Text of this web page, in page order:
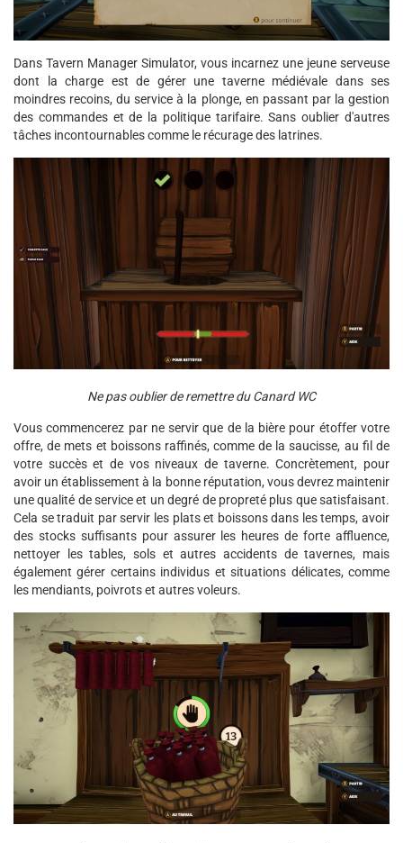
Dans Tavern Manager Simulator, vous incarnez une jeune serveuse
dont la charge est de gérer une taverne médiévale dans ses
moindres recoins, du service à la plonge, en passant par la gestion
des commandes et de la politique tarifaire. Sans oublier d'autres
tâches incontournables comme le récurage des latrines.
Ne pas oublier de remettre du Canard WC
Vous commencerez par ne servir que de la bière pour étoffer votre
offre, de mets et boissons raffinés, comme de la saucisse, au fil de
votre succès et de vos niveaux de taverne. Concrètement, pour
avoir un établissement à la bonne réputation, vous devrez maintenir
une qualité de service et un degré de propreté plus que satisfaisant.
Cela se traduit par servir les plats et boissons dans les temps, avoir
des stocks suffisants pour assurer les heures de forte affluence,
nettoyer les tables, sols et autres accidents de tavernes, mais
également gérer certains individus et situations délicates, comme
les mendiants, poivrots et autres voleurs.